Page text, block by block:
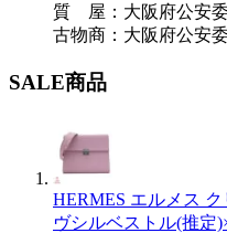
質 屋：大阪府公安委
古物商：大阪府公安
SALE商品
HERMES エルメス
ヴシルベストル(推定